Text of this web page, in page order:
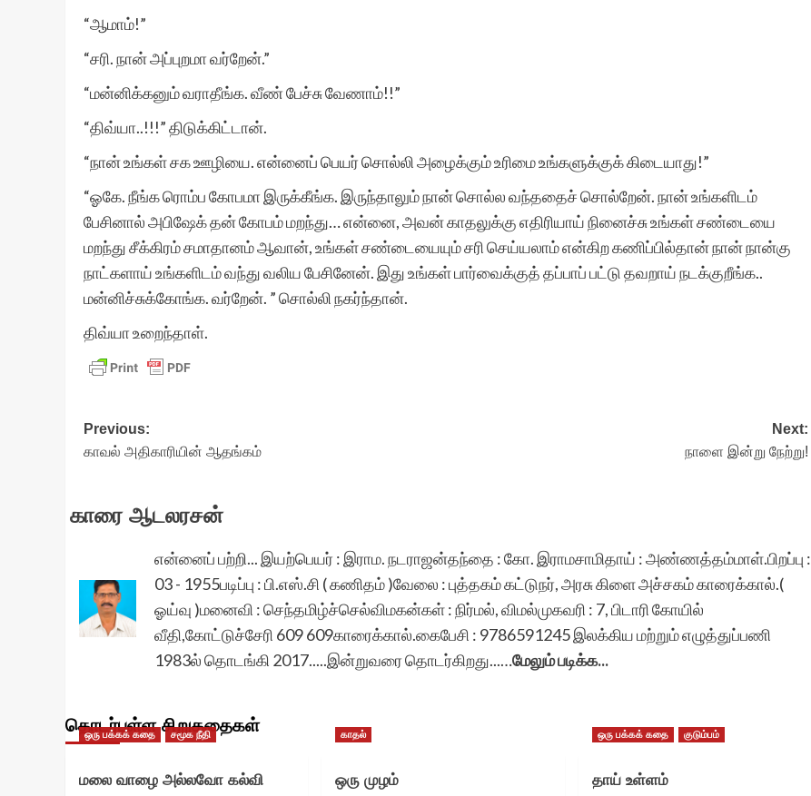
“ஆமாம்!”
“சரி. நான் அப்புறமா வர்றேன்.”
“மன்னிக்கனும் வராதீங்க. வீண் பேச்சு வேணாம்!!”
“திவ்யா..!!!” திடுக்கிட்டான்.
“நான் உங்கள் சக ஊழியை. என்னைப் பெயர் சொல்லி அழைக்கும் உரிமை உங்களுக்குக் கிடையாது!”
“ஓகே. நீங்க ரொம்ப கோபமா இருக்கீங்க. இருந்தாலும் நான் சொல்ல வந்ததைச் சொல்றேன். நான் உங்களிடம்
பேசினால் அபிஷேக் தன் கோபம் மறந்து… என்னை, அவன் காதலுக்கு எதிரியாய் நினைச்சு உங்கள் சண்டையை
மறந்து சீக்கிரம் சமாதானம் ஆவான், உங்கள் சண்டையையும் சரி செய்யலாம் என்கிற கணிப்பில்தான் நான் நான்கு
நாட்களாய் உங்களிடம் வந்து வலிய பேசினேன். இது உங்கள் பார்வைக்குத் தப்பாப் பட்டு தவறாய் நடக்குறீங்க..
மன்னிச்சுக்கோங்க. வர்றேன். ” சொல்லி நகர்ந்தான்.
திவ்யா உறைந்தாள்.
Post
navigation
Previous:
காவல் அதிகாரியின் ஆதங்கம்
Next:
நாளை இன்று நேற்று!
காரை ஆடலரசன்
என்னைப் பற்றி... இயற்பெயர் : இராம. நடராஜன்தந்தை : கோ. இராமசாமிதாய் : அண்ணத்தம்மாள்.பிறப்பு :
03 - 1955படிப்பு : பி.எஸ்.சி ( கணிதம் )வேலை : புத்தகம் கட்டுநர், அரசு கிளை அச்சகம் காரைக்கால்.(
ஓய்வு )மனைவி : செந்தமிழ்ச்செல்விமகன்கள் : நிர்மல், விமல்முகவரி : 7, பிடாரி கோயில்
வீதி,கோட்டுச்சேரி 609 609காரைக்கால்.கைபேசி : 9786591245 இலக்கிய மற்றும் எழுத்துப்பணி
1983ல் தொடங்கி 2017.....இன்றுவரை தொடர்கிறது...…மேலும் படிக்க...
தொடர்புள்ள சிறுகதைகள்
ஒரு பக்கக் கதை சமூக நீதி
மலை வாழை அல்லவோ கல்வி
காதல்
ஒரு முழம்
ஒரு பக்கக் கதை குடும்பம்
தாய் உள்ளம்
தமிழ் இலக்கிய
வளர்ச்சிக்குமிகப்பெரிய
தொண்டாற்றி வருகின்றது
என்றால் மிகையாகாது.
பணியைச் செய்யவில்லை
என்பதை துணிந்து குறிப்பிட
வாசகர்கள் பலரை
அறிமுகமாக்கி வைத்தது
மட்டுமல்ல, புலம்பெயர்ந்த
பெண் எழுத்தாளர்களின்
மதிப்பளித்து அவர்களின்
எழுத்தாற்றலை உலகறியச்